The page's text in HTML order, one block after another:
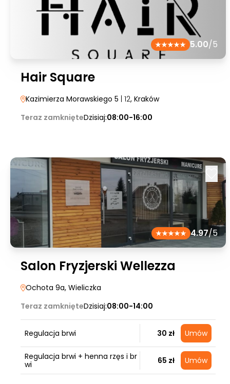
5.00/5
Hair Square
Kazimierza Morawskiego 5 | 12, Kraków
Teraz zamknięteDzisiaj:08:00-16:00
4.97/5
Salon Fryzjerski Wellezza
Ochota 9a, Wieliczka
Teraz zamknięteDzisiaj:08:00-14:00
Regulacja brwi 30 zł Umów
Regulacja brwi + henna rzęs i br
wi
65 zł Umów